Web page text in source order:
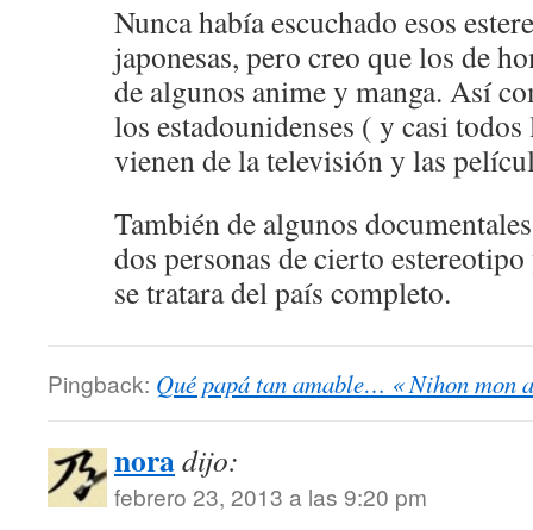
Nunca había escuchado esos
japonesas, pero creo que los de
de algunos anime y manga. Así
los estadounidenses ( y casi
vienen de la televisión y las
También de algunos
dos personas de cierto
se tratara del país completo.
Pingback: Qué papá tan amable… « Nihon
noradijo:
febrero 23, 2013 a las 9:20 pm